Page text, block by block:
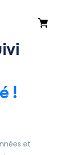
!
et